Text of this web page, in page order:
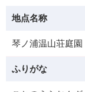
地点名称
琴ノ浦温山荘庭園
ふりがな